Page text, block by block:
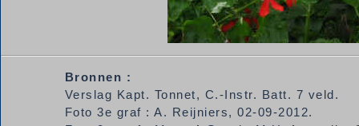
Bronnen :
Verslag Kapt. Tonnet, C.-Instr. Batt. 7 veld.
Foto 3e graf : A. Reijniers, 02-09-2012.